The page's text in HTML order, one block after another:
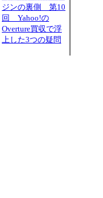
ジンの裏側 第10
回 Yahoo!の
Overture買収で浮
上した3つの疑問